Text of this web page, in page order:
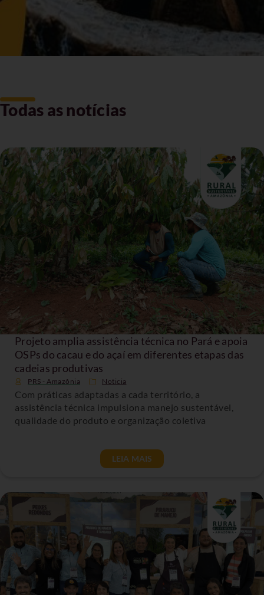
Todas as notícias
Projeto amplia assistência técnica no Pará e apoia
OSPs do cacau e do açaí em diferentes etapas das
cadeias produtivas
PRS - Amazônia Noticia
Com práticas adaptadas a cada território, a
assistência técnica impulsiona manejo sustentável,
qualidade do produto e organização coletiva
LEIA MAIS